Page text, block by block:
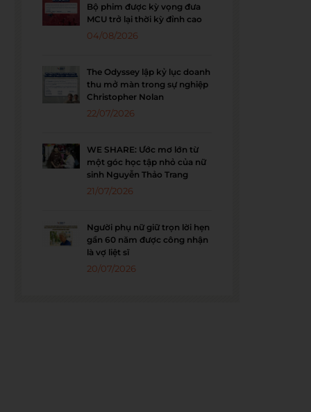
Bộ phim được kỳ vọng đưa
MCU trở lại thời kỳ đỉnh cao
04/08/2026
The Odyssey lập kỷ lục doanh
thu mở màn trong sự nghiệp
Christopher Nolan
22/07/2026
WE SHARE: Ước mơ lớn từ
một góc học tập nhỏ của nữ
sinh Nguyễn Thảo Trang
21/07/2026
Người phụ nữ giữ trọn lời hẹn
gần 60 năm được công nhận
là vợ liệt sĩ
20/07/2026